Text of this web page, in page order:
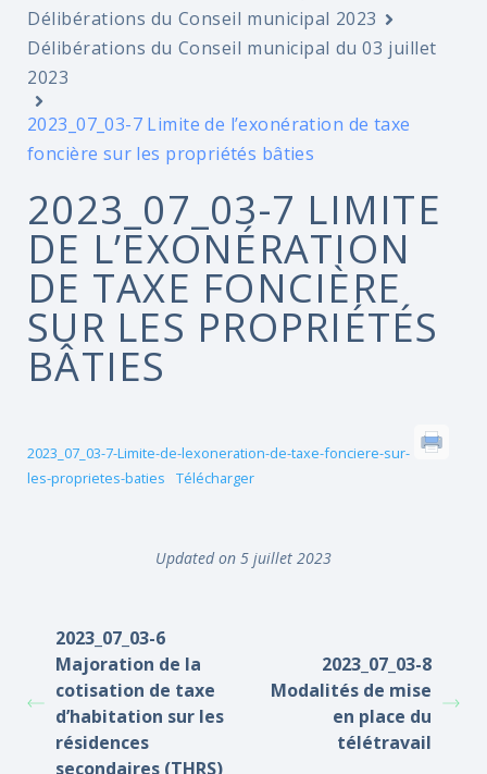
Délibérations du Conseil municipal 2023
Délibérations du Conseil municipal du 03 juillet
2023
2023_07_03-7 Limite de l’exonération de taxe
foncière sur les propriétés bâties
2023_07_03-7 LIMITE
DE L’EXONÉRATION
DE TAXE FONCIÈRE
SUR LES PROPRIÉTÉS
BÂTIES
2023_07_03-7-Limite-de-lexoneration-de-taxe-fonciere-sur-
les-proprietes-baties
Télécharger
Updated on 5 juillet 2023
2023_07_03-6
Majoration de la
cotisation de taxe
d’habitation sur les
résidences
secondaires (THRS)
2023_07_03-8
Modalités de mise
en place du
télétravail